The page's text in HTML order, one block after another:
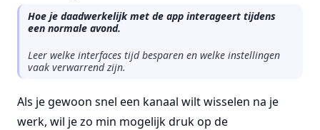
Hoe je daadwerkelijk met de app interageert tijdens
een normale avond.
Leer welke interfaces tijd besparen en welke instellingen
vaak verwarrend zijn.
Als je gewoon snel een kanaal wilt wisselen na je
werk, wil je zo min mogelijk druk op de